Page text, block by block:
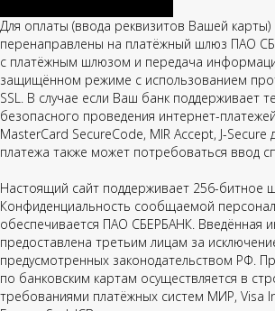
Для оплаты (ввода реквизитов Вашей карты)
перенаправлены на платёжный шлюз ПАО
с платёжным шлюзом и передача
защищённом режиме с использованием
SSL. В случае если Ваш банк поддерживает
безопасного проведения интернет-
MasterCard SecureCode, MIR Accept, J-Secure
платежа также может потребоваться ввод
Настоящий сайт поддерживает 256-битное
Конфиденциальность сообщаемой
обеспечивается ПАО СБЕРБАНК. Введённая
предоставлена третьим лицам за
предусмотренных законодательством РФ.
по банковским картам осуществляется в
требованиями платёжных систем МИР, Visa